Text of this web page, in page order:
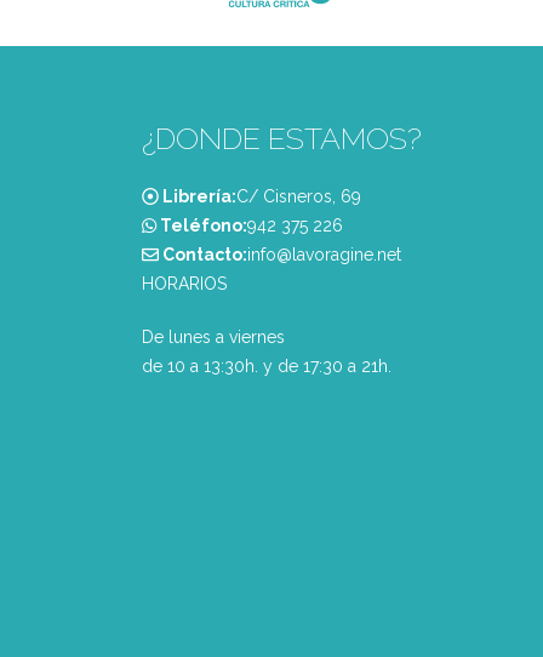
¿DONDE ESTAMOS?
Librería:C/ Cisneros, 69
Teléfono:‭942 375 226‬
Contacto:info@lavoragine.net
HORARIOS
De lunes a viernes
de 10 a 13:30h. y de 17:30 a 21h.